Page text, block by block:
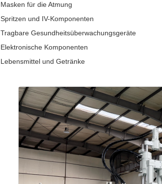
Masken für die Atmung
Spritzen und IV-Komponenten
Tragbare Gesundheitsüberwachungsgeräte
Elektronische Komponenten
Lebensmittel und Getränke